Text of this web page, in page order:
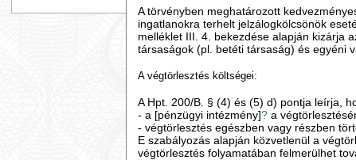
A törvényben meghatározott
ingatlanokra terhelt jelzálogkölcsönök
melléklet III. 4. bekezdése alapján kizárja
társaságok (pl. betéti társaság) és egyéni
A végtörlesztés költségei:
A Hpt. 200/B. § (4) és (5) d) pontja leírja,
- a [pénzügyi intézmény]? a
- végtörlesztés egészben vagy részben
E szabályozás alapján közvetlenül a
végtörlesztés folyamatában felmerülhet